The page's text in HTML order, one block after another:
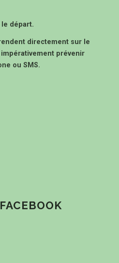
départ.
directement sur le
prévenir
ou SMS.